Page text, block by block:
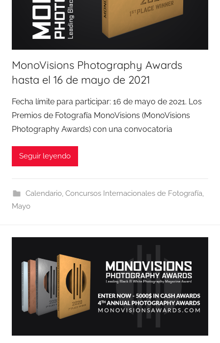
MonoVisions Photography Awards
hasta el 16 de mayo de 2021
Fecha límite para participar: 16 de mayo de 2021. Los
Premios de Fotografía MonoVisions (MonoVisions
Photography Awards) con una convocatoria
Seguir leyendo
Calendario, Concursos Internacionales de Fotografía
Mayo